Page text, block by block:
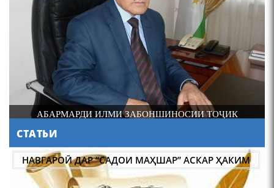
ДОНИШМАНДИ ҲУНАРМАНД ВА ҲУНАРМАНДИ
СТАТЬИ
МАСЪАЛАҲОИ МУБРАМИ ПАЖӮҲИШИ ЗАБОНИ
ТОҶИКӢ ДАР ДАВРОНИ ИСТИҚЛОЛ С. НАЗАРЗОДА